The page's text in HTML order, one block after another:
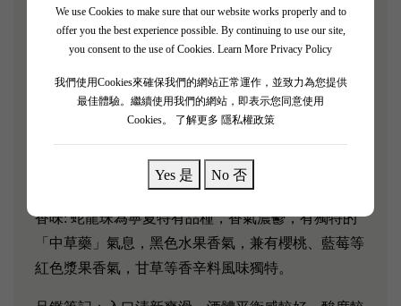
We use Cookies to make sure that our website works properly and to
offer you the best experience possible. By continuing to use our site,
you consent to the use of Cookies. Learn More Privacy Policy
我們使用Cookies來確保我們的網站正常運作，並致力為您提供
最佳體驗。繼續使用我們的網站，即表示您同意使用
Cookies。
了解更多 隱私權政策
Yes 是 No 否
與其配合使得酒體平衡，酒體中等，單寧柔順，餘味
悠長。
AnAn & KeKe Cabernet Gernischt 2020 安安可可蛇
龍珠干紅葡萄酒 2020
色澤: 深寶石紅、澄清透明有光澤，掛杯非常明顯
香味: 蛇龍珠為寧夏特有品種，香氣濃鬱，有獨特的
「中草藥」氣息，黑色水果香氣，兼有櫻桃、藍莓等
紅色漿果香氣，甘草等香辛料風味獨特。